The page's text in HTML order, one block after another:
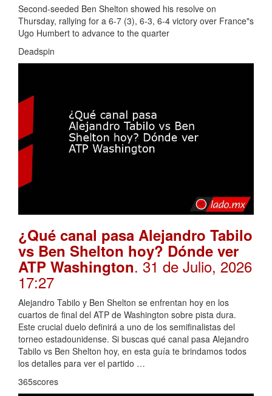
Second-seeded Ben Shelton showed his resolve on
Thursday, rallying for a 6-7 (3), 6-3, 6-4 victory over France"s
Ugo Humbert to advance to the quarter
Deadspin
¿Qué canal pasa Alejandro Tabilo
vs Ben Shelton hoy? Dónde ver
ATP Washington. 31 de Julio, 2026
17:27
Alejandro Tabilo y Ben Shelton se enfrentan hoy en los
cuartos de final del ATP de Washington sobre pista dura.
Este crucial duelo definirá a uno de los semifinalistas del
torneo estadounidense. Si buscas qué canal pasa Alejandro
Tabilo vs Ben Shelton hoy, en esta guía te brindamos todos
los detalles para ver el partido …
365scores